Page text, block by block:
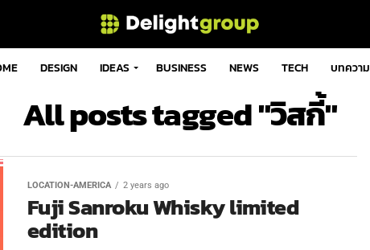
DESIGN IDEAS BUSINESS NEWS TECH บทความ
All posts tagged "วิสกี้"
LOCATION-AMERICA 2 years ago
Fuji Sanroku Whisky limited
edition